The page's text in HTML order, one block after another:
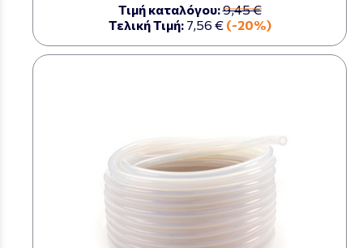
Τιμή καταλόγου:9,45 €
Τελική Τιμή: 7,56 € (-20%)